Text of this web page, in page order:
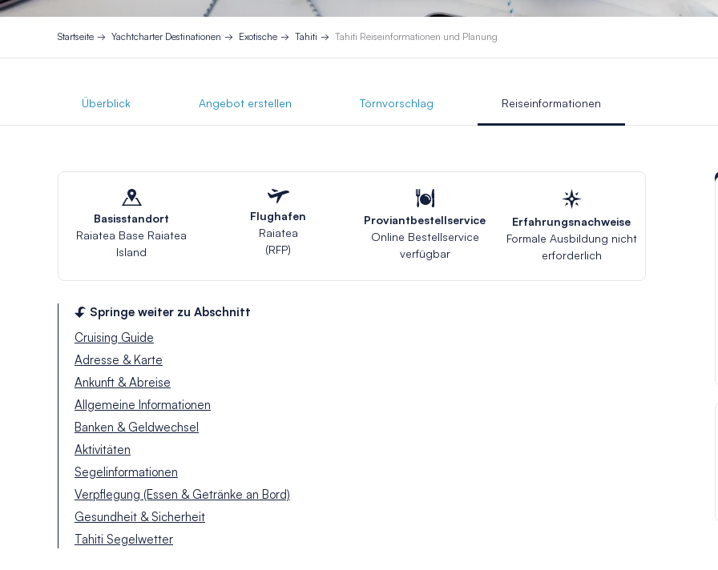
Startseite Yachtcharter Destinationen Exotische Tahiti Tahiti Reiseinformationen und Planung
Überblick Angebot erstellen Törnvorschlag Reiseinformationen
Basisstandort
Raiatea Base Raiatea
Island
Flughafen
Raiatea
(RFP)
Proviantbestellservice
Online Bestellservice
verfügbar
Erfahrungsnachweise
Formale Ausbildung nicht
erforderlich
Springe weiter zu Abschnitt
Cruising Guide
Adresse & Karte
Ankunft & Abreise
Allgemeine Informationen
Banken & Geldwechsel
Aktivitäten
Segelinformationen
Verpflegung (Essen & Getränke an Bord)
Gesundheit & Sicherheit
Tahiti Segelwetter